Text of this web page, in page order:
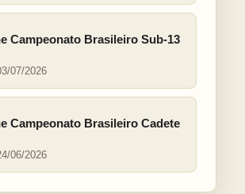
Campeonato Brasileiro Sub-13
07/2026
Campeonato Brasileiro Cadete
06/2026